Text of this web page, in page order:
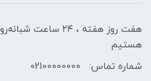
هفت روز هفته ، ۲۴
هستیم
شماره تماس:
02100000000